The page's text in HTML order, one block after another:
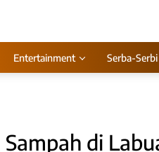
Entertainment Serba-Serbi
di